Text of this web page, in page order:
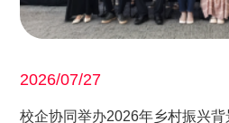
2026/07/27
校企协同举办2026年乡村振兴